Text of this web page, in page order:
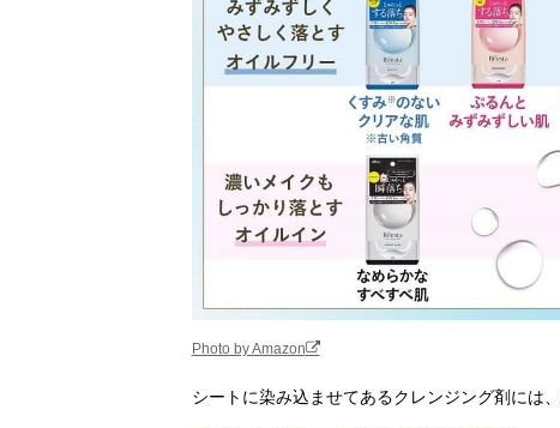
Photo by Amazon
シートに染み込ませてあるクレンジング剤には、